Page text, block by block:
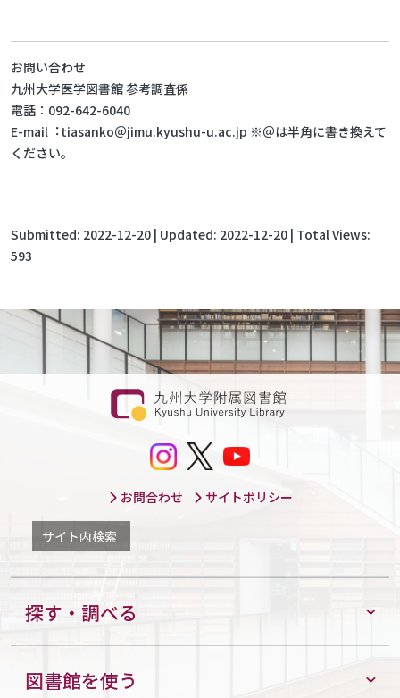
お問い合わせ
九州⼤学医学図書館 参考調査係
電話：092-642-6040
E-mail︓tiasanko＠jimu.kyushu-u.ac.jp ※＠は半⾓に書き換えて
ください。
Submitted: 2022-12-20 | Updated: 2022-12-20 | Total Views:
593
お問合わせ サイトポリシー
サイト内検索
探す・調べる
図書館を使う